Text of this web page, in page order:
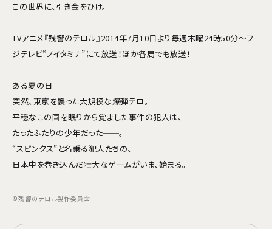
この世界に、引き金をひけ。
TVアニメ『残響のテロル』2014年7月10日より毎週木曜24時50分～フ
ジテレビ“ノイタミナ”にて放送！ほか各局でも放送！
ある夏の日──
突然、東京を襲った大規模な爆弾テロ。
平穏なこの国を眠りから覚ました事件の犯人は、
たったふたりの少年だった──。
“スピンクス”と名乗る犯人たちの、
日本中を巻き込んだ壮大なゲームがいま、始まる。
©残響のテロル製作委員会